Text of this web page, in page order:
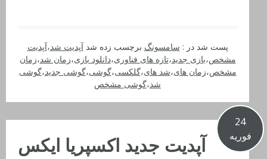
پست شد در : سامسونگ برچسب زده شدآپدیت شد،آپدیت
مشخص،بازی جدید،تازه های فناوری،دانلود بازی،زمان شد،زمان
مشخص،زمان های،شد های،گلکسی،گوشی،گوشی جدید،گوشی
شد،گوشی مشخص
24
فوریه
آپدیت جدید اکسپریا ایکس